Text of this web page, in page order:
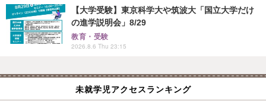
【大学受験】東京科学大や筑波大「国立大学だけ
の進学説明会」8/29
教育・受験
2026.8.6 Thu 23:15
未就学児アクセスランキング